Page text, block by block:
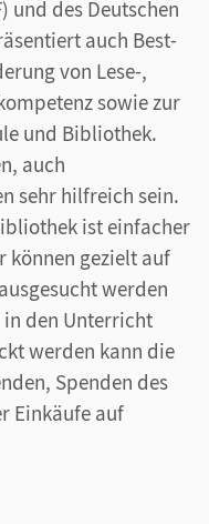
und des Deutschen
auch Best-
von Lese-,
sowie zur
und Bibliothek.
auch
sehr hilfreich sein.
ist einfacher
können gezielt auf
werden
den Unterricht
werden kann die
Spenden des
Einkäufe auf